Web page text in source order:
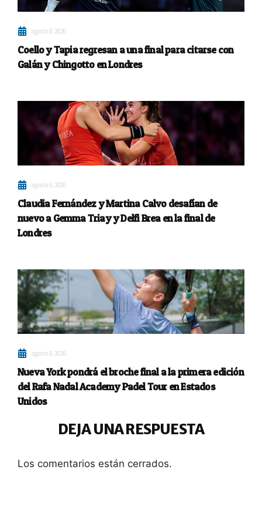
agosto 8, 2026
Coello y Tapia regresan a una final para citarse con
Galán y Chingotto en Londres
agosto 8, 2026
Claudia Fernández y Martina Calvo desafían de
nuevo a Gemma Triay y Delfi Brea en la final de
Londres
agosto 8, 2026
Nueva York pondrá el broche final a la primera edición
del Rafa Nadal Academy Padel Tour en Estados
Unidos
DEJA UNA RESPUESTA
Los comentarios están cerrados.